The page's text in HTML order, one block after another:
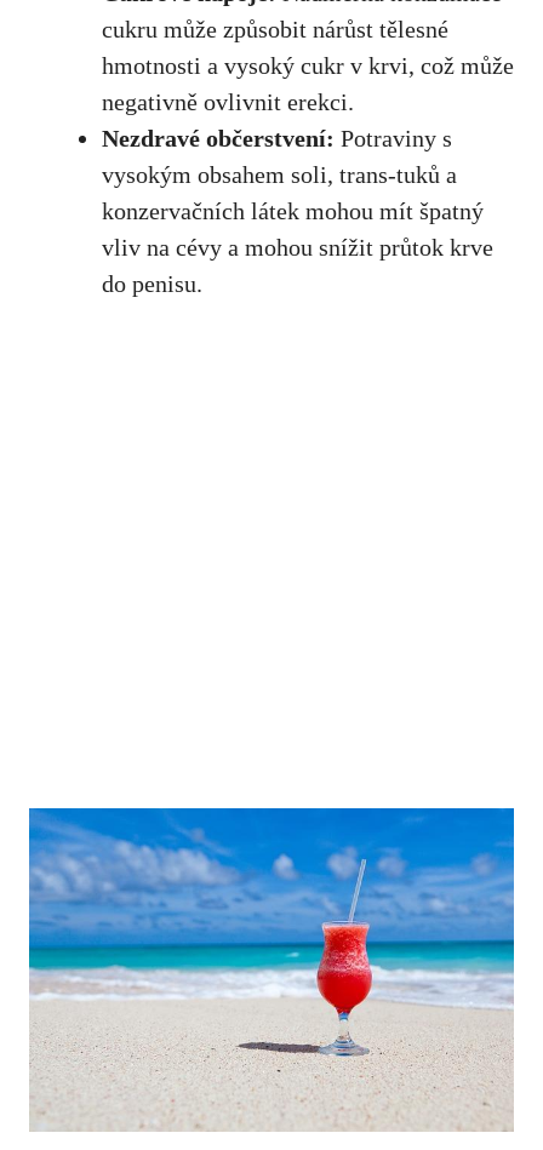
cukru může způsobit nárůst tělesné
hmotnosti a vysoký cukr v krvi, což může
negativně ovlivnit erekci.
Nezdravé občerstvení: Potraviny s
vysokým obsahem soli, trans-tuků a
konzervačních látek mohou mít špatný
vliv na cévy a mohou snížit průtok krve
do penisu.